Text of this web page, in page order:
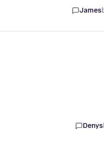
James
Denys